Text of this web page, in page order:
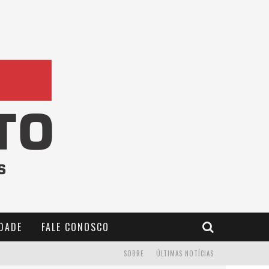
FALE CONOSCO
ÚLTIMAS NOTÍCIAS
SOBRE